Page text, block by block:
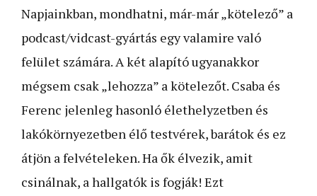
Napjainkban, mondhatni, már-már „kötelező” a
podcast/vidcast-gyártás egy valamire való
felület számára. A két alapító ugyanakkor
mégsem csak „lehozza” a kötelezőt. Csaba és
Ferenc jelenleg hasonló élethelyzetben és
lakókörnyezetben élő testvérek, barátok és ez
átjön a felvételeken. Ha ők élvezik, amit
csinálnak, a hallgatók is fogják! Ezt